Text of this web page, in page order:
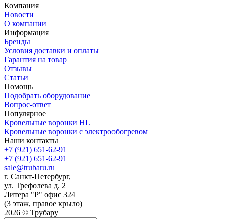
Компания
Новости
О компании
Информация
Бренды
Условия доставки и оплаты
Гарантия на товар
Отзывы
Статьи
Помощь
Подобрать оборудование
Вопрос-ответ
Популярное
Кровельные воронки HL
Кровельные воронки с электрообогревом
Наши контакты
+7 (921) 651-62-91
+7 (921) 651-62-91
sale@trubaru.ru
г. Санкт-Петербург,
ул. Трефолева д. 2
Литера "Р" офис 324
(3 этаж, правое крыло)
2026 © Трубару